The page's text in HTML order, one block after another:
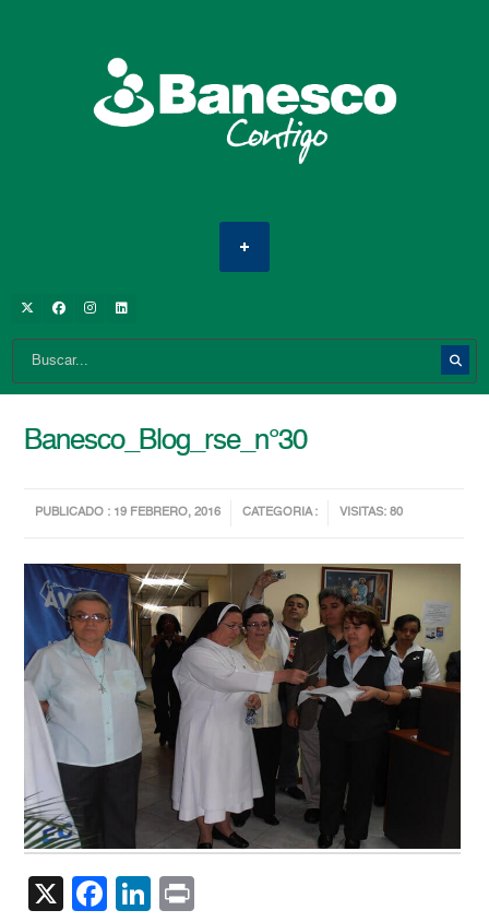
Banesco_Blog_rse_n°30
PUBLICADO : 19 FEBRERO, 2016 CATEGORIA : VISITAS: 80
X Facebook
LinkedIn